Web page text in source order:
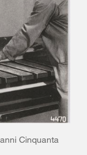
Cinquanta